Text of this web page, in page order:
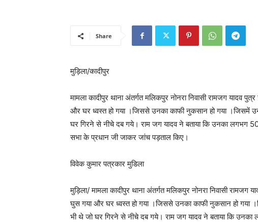
Share
मुड़िला/कादीपुर
मामला कादीपुर थाना अंतर्गत मलिकपुर नोनरा निवासी रामजग यादव
और घर ध्वस्त हो गया ।जिससे उनका काफी नुकसान हो गया ।जिसमें
घर गिरने से नीचे दब गये। राम जग यादव ने बताया कि उनका लगभग
सभा के प्रधान जी जाकर जांच पड़ताल किए।
विवेक कुमार पत्रकार मुडिला
मुड़िला/ मामला कादीपुर थाना अंतर्गत मलिकपुर नोनरा निवासी रामजग
घुस गया और घर ध्वस्त हो गया ।जिससे उनका काफी नुकसान हो
भी थे जो घर गिरने से नीचे दब गये। राम जग यादव ने बताया कि